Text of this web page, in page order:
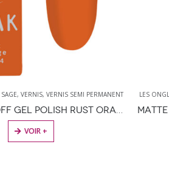
,VERNIS,VERNIS SEMI PERMANENT
I-LAK SOAK OFF GEL POLISH RUST ORANGE 11ML
VOIR +
LES ONGLES,